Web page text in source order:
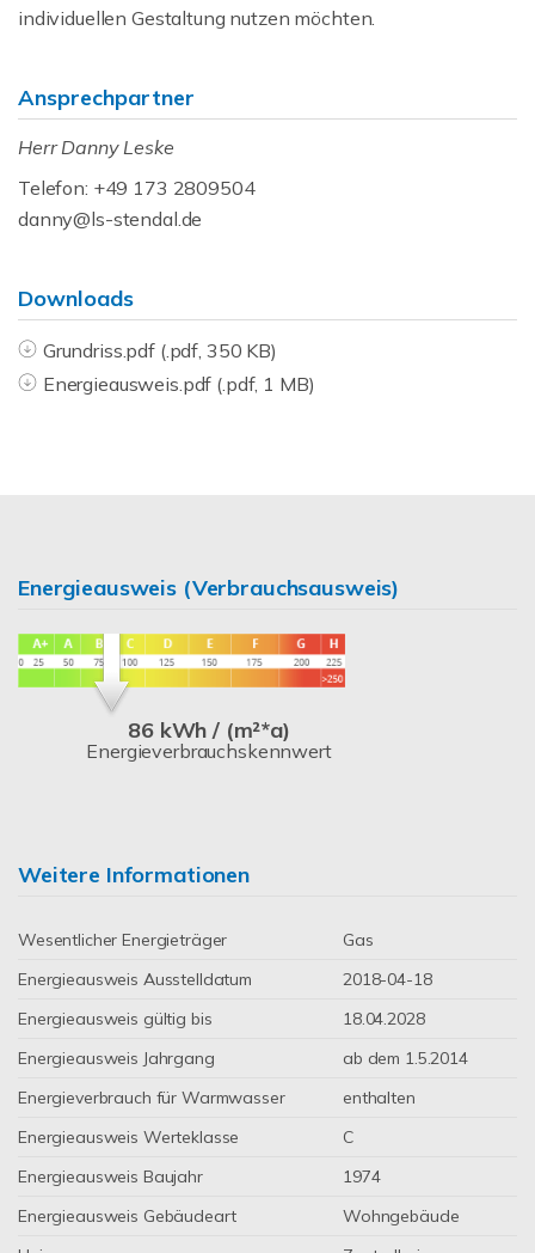
individuellen Gestaltung nutzen möchten.
Ansprechpartner
Herr Danny Leske
Telefon: +49 173 2809504
danny@ls-stendal.de
Downloads
Grundriss.pdf (.pdf, 350 KB)
Energieausweis.pdf (.pdf, 1 MB)
Energieausweis (Verbrauchsausweis)
86 kWh / (m²*a)
Energieverbrauchskennwert
Weitere Informationen
Wesentlicher Energieträger
Gas
Energieausweis Ausstelldatum
2018-04-18
Energieausweis gültig bis
18.04.2028
Energieausweis Jahrgang
ab dem 1.5.2014
Energieverbrauch für Warmwasser
enthalten
Energieausweis Werteklasse
C
Energieausweis Baujahr
1974
Energieausweis Gebäudeart
Wohngebäude